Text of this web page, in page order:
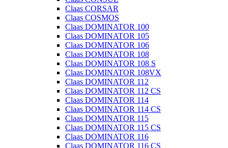
Claas CORSAR
Claas COSMOS
Claas DOMINATOR 100
Claas DOMINATOR 105
Claas DOMINATOR 106
Claas DOMINATOR 108
Claas DOMINATOR 108 S
Claas DOMINATOR 108VX
Claas DOMINATOR 112
Claas DOMINATOR 112 CS
Claas DOMINATOR 114
Claas DOMINATOR 114 CS
Claas DOMINATOR 115
Claas DOMINATOR 115 CS
Claas DOMINATOR 116
Claas DOMINATOR 116 CS